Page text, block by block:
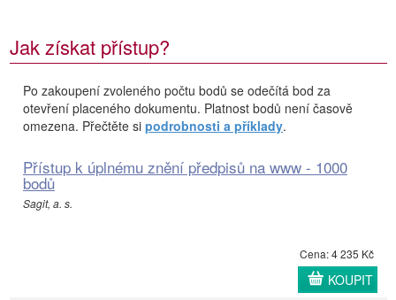
Jak získat přístup?
Po zakoupení zvoleného počtu bodů se odečítá bod za
otevření placeného dokumentu. Platnost bodů není časově
omezena. Přečtěte si podrobnosti a příklady.
Přístup k úplnému znění předpisů na www - 1000
bodů
Sagit, a. s.
Cena: 4 235 Kč
KOUPIT